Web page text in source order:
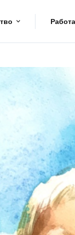
Работа